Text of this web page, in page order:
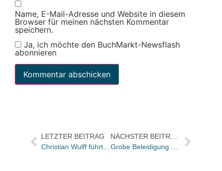
Name, E-Mail-Adresse und Website in diesem
Browser für meinen nächsten Kommentar
speichern.
Ja, ich möchte den BuchMarkt-Newsflash
abonnieren
LETZTER BEITRAG
Christian Wulff führt Schirmherrschaft des Vorlesewettbewerbs des Deutschen Buchhandels fort